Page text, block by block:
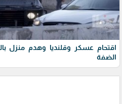
اقتحام عسكر وقلنديا وهدم منزل
الضفة